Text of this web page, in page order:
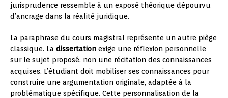
jurisprudence ressemble à un exposé théorique dépourvu
d’ancrage dans la réalité juridique.
La paraphrase du cours magistral représente un autre piège
classique. La dissertation exige une réflexion personnelle
sur le sujet proposé, non une récitation des connaissances
acquises. L’étudiant doit mobiliser ses connaissances pour
construire une argumentation originale, adaptée à la
problématique spécifique. Cette personnalisation de la